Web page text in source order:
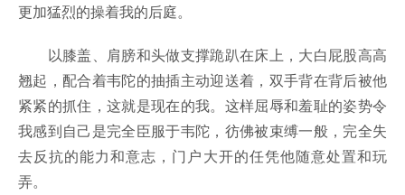
更加猛烈的操着我的后庭。
以膝盖、肩膀和头做支撑跪趴在床上，大白屁股高高
翘起，配合着韦陀的抽插主动迎送着，双手背在背后被他
紧紧的抓住，这就是现在的我。这样屈辱和羞耻的姿势令
我感到自己是完全臣服于韦陀，彷佛被束缚一般，完全失
去反抗的能力和意志，门户大开的任凭他随意处置和玩
弄。